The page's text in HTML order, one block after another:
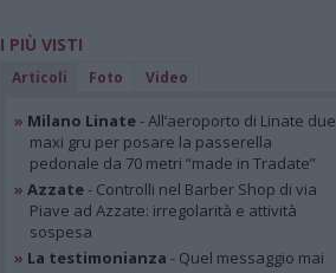
I PIÙ VISTI
Articoli Foto Video
» Milano Linate- All’aeroporto di Linate due
maxi gru per posare la passerella
pedonale da 70 metri “made in Tradate”
» Azzate- Controlli nel Barber Shop di via
Piave ad Azzate: irregolarità e attività
sospesa
» La testimonianza - Quel messaggio mai